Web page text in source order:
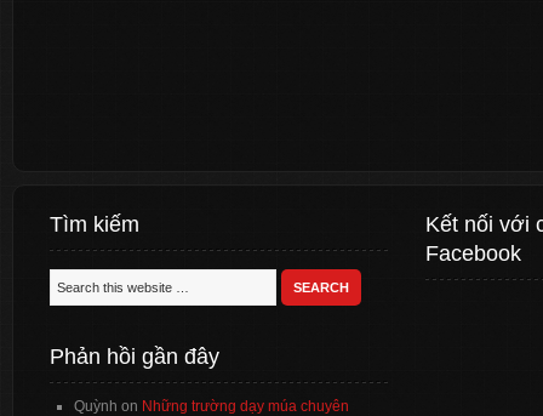
Tìm kiếm
Phản hồi gần đây
Quỳnh on Những trường dạy múa chuyên
Kết nối với
Facebook